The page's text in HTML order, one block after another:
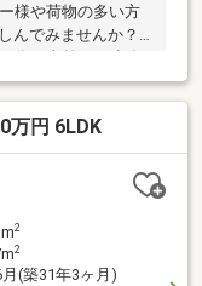
様や荷物の多い方
んでみませんか？
為、事前にご連絡
環境■□■はま寿司
堂店まで徒歩３分セ
８分
万円 6LDK
2
2
(築31年3ヶ月)